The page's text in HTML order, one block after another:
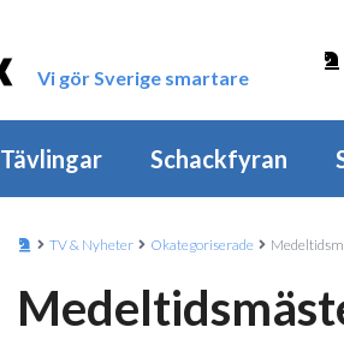
Vi gör Sverige smartare
Tävlingar Schackfyran
TV & Nyheter Okategoriserade